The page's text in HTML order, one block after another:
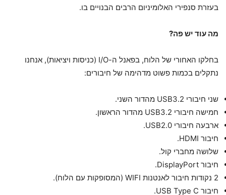
בעזרת סנפירי האלומיניום הרבים הבנויים בו.
מה עוד יש פה?
בחלקו האחורי של הלוח, בפאנל ה-I/O (כניסות ויציאות), אנחנו
נתקלים בכמות פשוט מדהימה של חיבורים:
שני חיבורי USB3.2 מהדור השני.
חמישה חיבורי USB3.2 מהדור הראשון.
ארבעה חיבורי USB2.0.
חיבור HDMI.
שלושה מחברי קול.
חיבור DisplayPort.
2 נקודות חיבור לאנטנות WIFI (המסופקות עם הלוח).
חיבור USB Type C.